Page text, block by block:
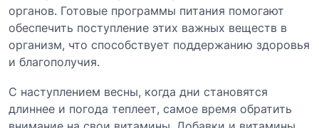
органов. Готовые программы питания помогают
обеспечить поступление этих важных веществ в
организм, что способствует поддержанию здоровья
и благополучия.
С наступлением весны, когда дни становятся
длиннее и погода теплеет, самое время обратить